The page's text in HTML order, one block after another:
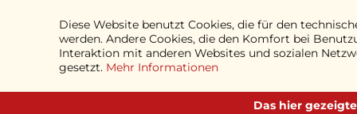
Diese Website benutzt Cookies, die für den
werden. Andere Cookies, die den Komfort bei
Interaktion mit anderen Websites und sozialen
gesetzt. Mehr Informationen
Das hier